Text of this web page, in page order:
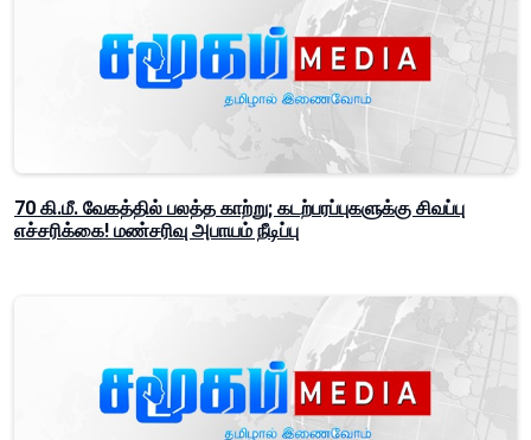
70 கி.மீ. வேகத்தில் பலத்த காற்று; கடற்பரப்புகளுக்கு சிவப்பு
எச்சரிக்கை! மண்சரிவு அபாயம் நீடிப்பு